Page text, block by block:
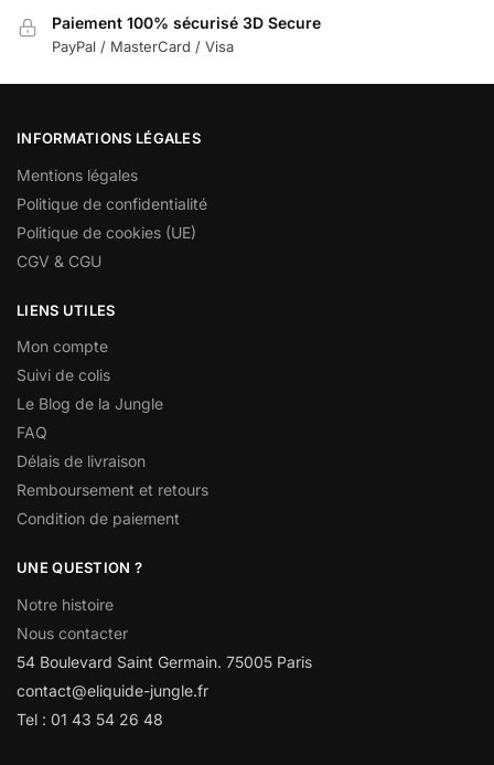
Paiement 100% sécurisé 3D Secure
PayPal / MasterCard / Visa
INFORMATIONS LÉGALES
Mentions légales
Politique de confidentialité
Politique de cookies (UE)
CGV & CGU
LIENS UTILES
Mon compte
Suivi de colis
Le Blog de la Jungle
FAQ
Délais de livraison
Remboursement et retours
Condition de paiement
UNE QUESTION ?
Notre histoire
Nous contacter
54 Boulevard Saint Germain. 75005 Paris
contact@eliquide-jungle.fr
Tel : 01 43 54 26 48